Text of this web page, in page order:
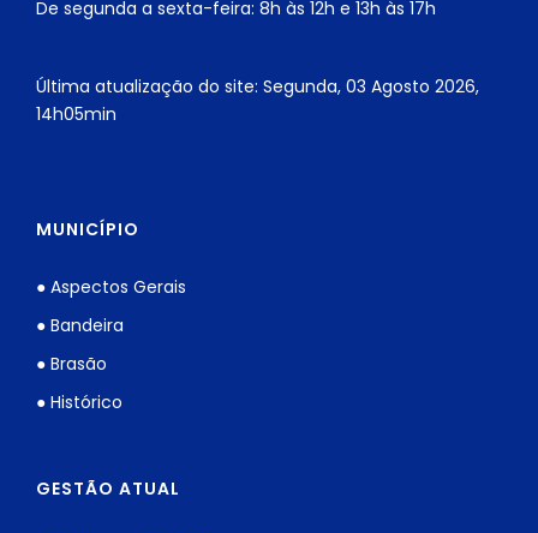
De segunda a sexta-feira: 8h às 12h e 13h às 17h
Última atualização do site: Segunda, 03 Agosto 2026,
14h05min
MUNICÍPIO
● Aspectos Gerais
● Bandeira
● Brasão
● Histórico
GESTÃO ATUAL